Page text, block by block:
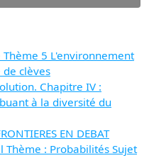
Thème 5 L'environnement
clèves
Chapitre IV :
à la diversité du
EN DEBAT
Thème : Probabilités Sujet